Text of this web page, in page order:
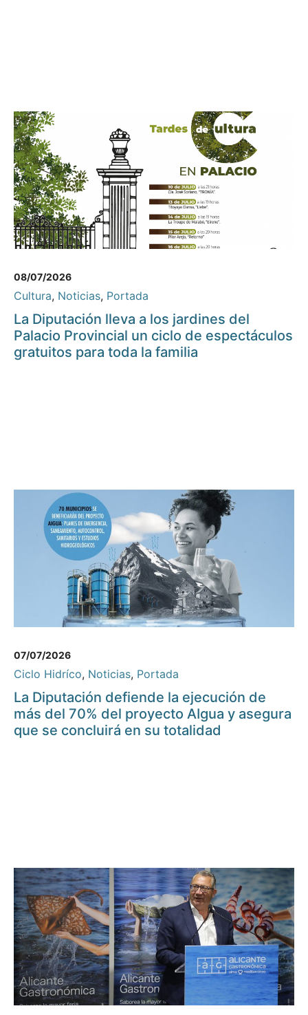
08/07/2026
Cultura, Noticias, Portada
La Diputación lleva a los jardines del
Palacio Provincial un ciclo de espectáculos
gratuitos para toda la familia
07/07/2026
Ciclo Hidríco, Noticias, Portada
La Diputación defiende la ejecución de
más del 70% del proyecto AIgua y asegura
que se concluirá en su totalidad